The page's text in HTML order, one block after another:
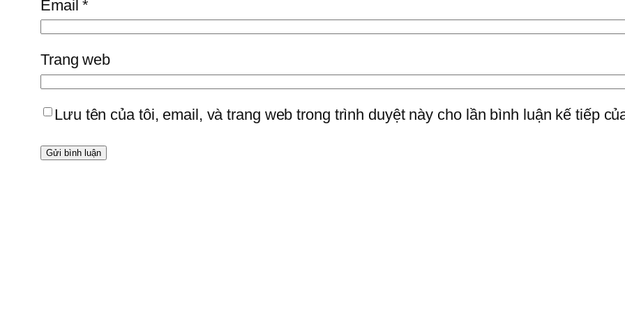
Email*
Trang web
Lưu tên của tôi, email, và trang web trong trình duyệt này cho lần bình luận kế tiếp